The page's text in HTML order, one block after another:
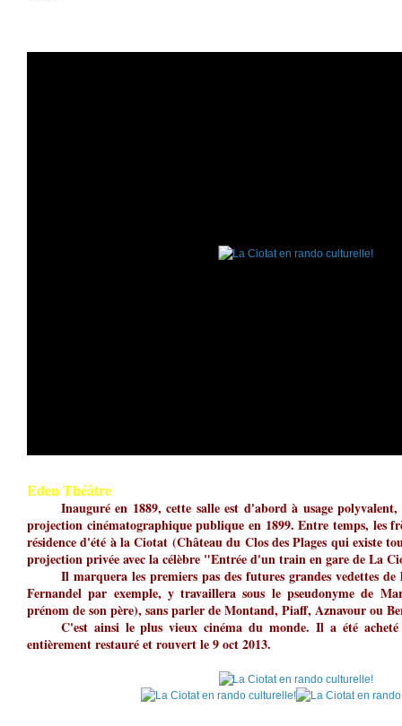
Eden Théâtre
Inauguré en 1889, cette salle est d'abord à usage
projection cinématographique publique en 1899. Entre temps, les
résidence d'été à la Ciotat (Château du Clos des Plages qui existe
projection privée avec la célèbre "Entrée d'un train en gare de La
Il marquera les premiers pas des futures grandes vedettes
Fernandel par exemple, y travaillera sous le pseudonyme de
prénom de son père), sans parler de Montand, Piaff, Aznavour ou
C'est ainsi le plus vieux cinéma du monde. Il a été
entièrement restauré et rouvert le 9 oct 2013.